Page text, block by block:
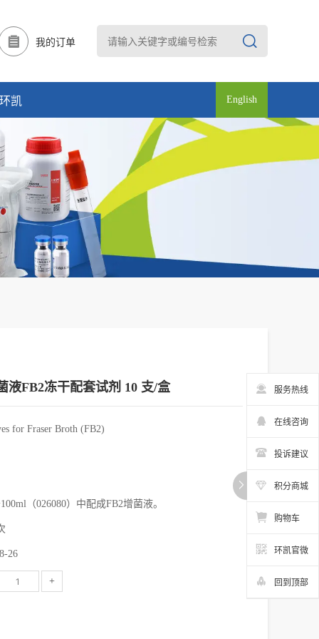
我的订单
凯 English
液FB2冻干配套试剂 10 支/盒
for Fraser Broth (FB2)
（026080）中配成FB2增菌液。
26
+
服务热线
在线咨询
投诉建议
积分商城
购物车
环凯官微
回到顶部